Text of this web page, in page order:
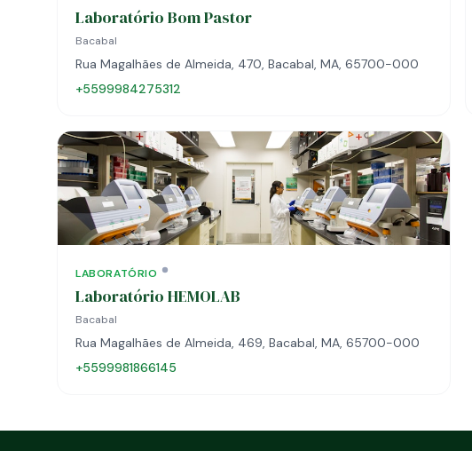
Laboratório Bom Pastor
Bacabal
Rua Magalhães de Almeida, 470, Bacabal, MA, 65700-000
+5599984275312
LABORATÓRIO
Laboratório HEMOLAB
Bacabal
Rua Magalhães de Almeida, 469, Bacabal, MA, 65700-000
+5599981866145